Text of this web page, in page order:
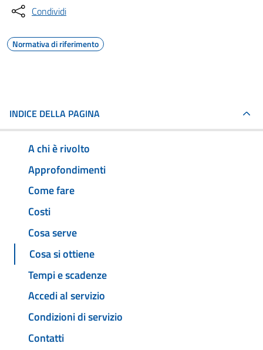
Condividi
Normativa di riferimento
INDICE DELLA PAGINA
A chi è rivolto
Approfondimenti
Come fare
Costi
Cosa serve
Cosa si ottiene
Tempi e scadenze
Accedi al servizio
Condizioni di servizio
Contatti